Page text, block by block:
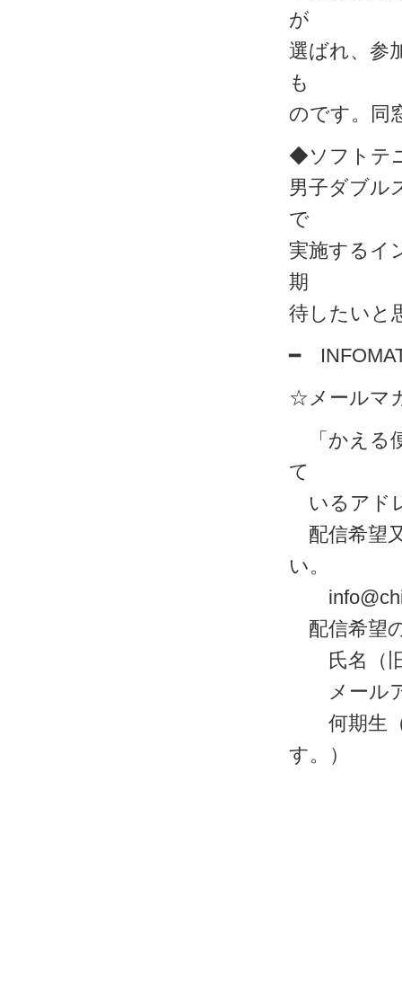
が
選ばれ、参
も
のです。同
◆ソフトテ
男子ダブル
で
実施するイ
期
待したいと
━
☆メールマ
「かえる
て
いるアド
配信希望
い。
配信希望
氏名（旧
メールア
何期生（
す。）